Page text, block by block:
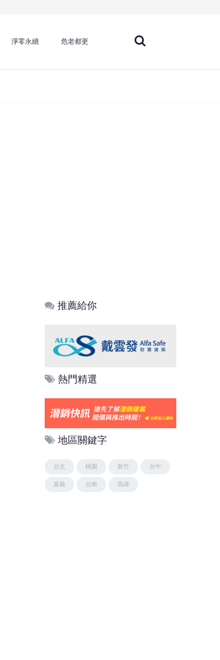
淨零永續 危老都更
推薦給你
熱門精選
地區關鍵字
台北 桃園 新竹 台中
嘉義 台南 高雄